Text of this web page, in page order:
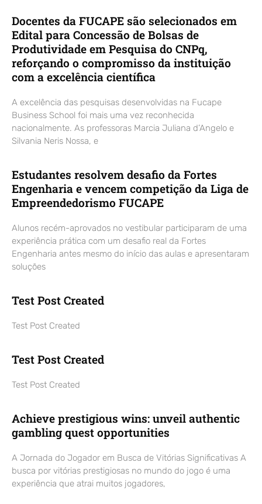
Docentes da FUCAPE são selecionados em
Edital para Concessão de Bolsas de
Produtividade em Pesquisa do CNPq,
reforçando o compromisso da instituição
com a excelência científica
A excelência das pesquisas desenvolvidas na Fucape
Business School foi mais uma vez reconhecida
nacionalmente. As professoras Marcia Juliana d’Angelo e
Silvania Neris Nossa, e
Estudantes resolvem desafio da Fortes
Engenharia e vencem competição da Liga de
Empreendedorismo FUCAPE
Alunos recém-aprovados no vestibular participaram de uma
experiência prática com um desafio real da Fortes
Engenharia antes mesmo do início das aulas e apresentaram
soluções
Test Post Created
Test Post Created
Test Post Created
Test Post Created
Achieve prestigious wins: unveil authentic
gambling quest opportunities
A Jornada do Jogador em Busca de Vitórias Significativas A
busca por vitórias prestigiosas no mundo do jogo é uma
experiência que atrai muitos jogadores,